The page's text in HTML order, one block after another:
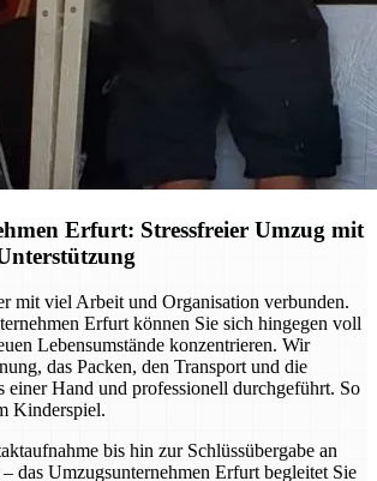
Erfurt: Stressfreier Umzug mit
mit viel Arbeit und Organisation verbunden.
Erfurt können Sie sich hingegen voll
Lebensumstände konzentrieren. Wir
das Packen, den Transport und die
einer Hand und professionell durchgeführt. So
Kinderspiel.
bis hin zur Schlüssübergabe an
das Umzugsunternehmen Erfurt begleitet Sie